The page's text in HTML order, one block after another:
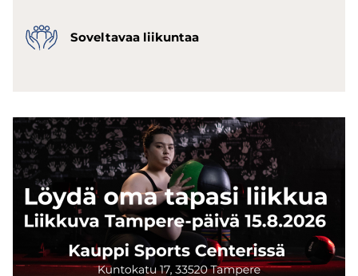
So­vel­ta­vaa lii­kun­taa